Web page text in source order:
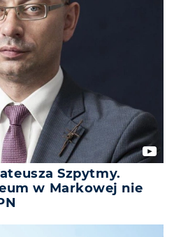
Szpytmy.
w Markowej nie